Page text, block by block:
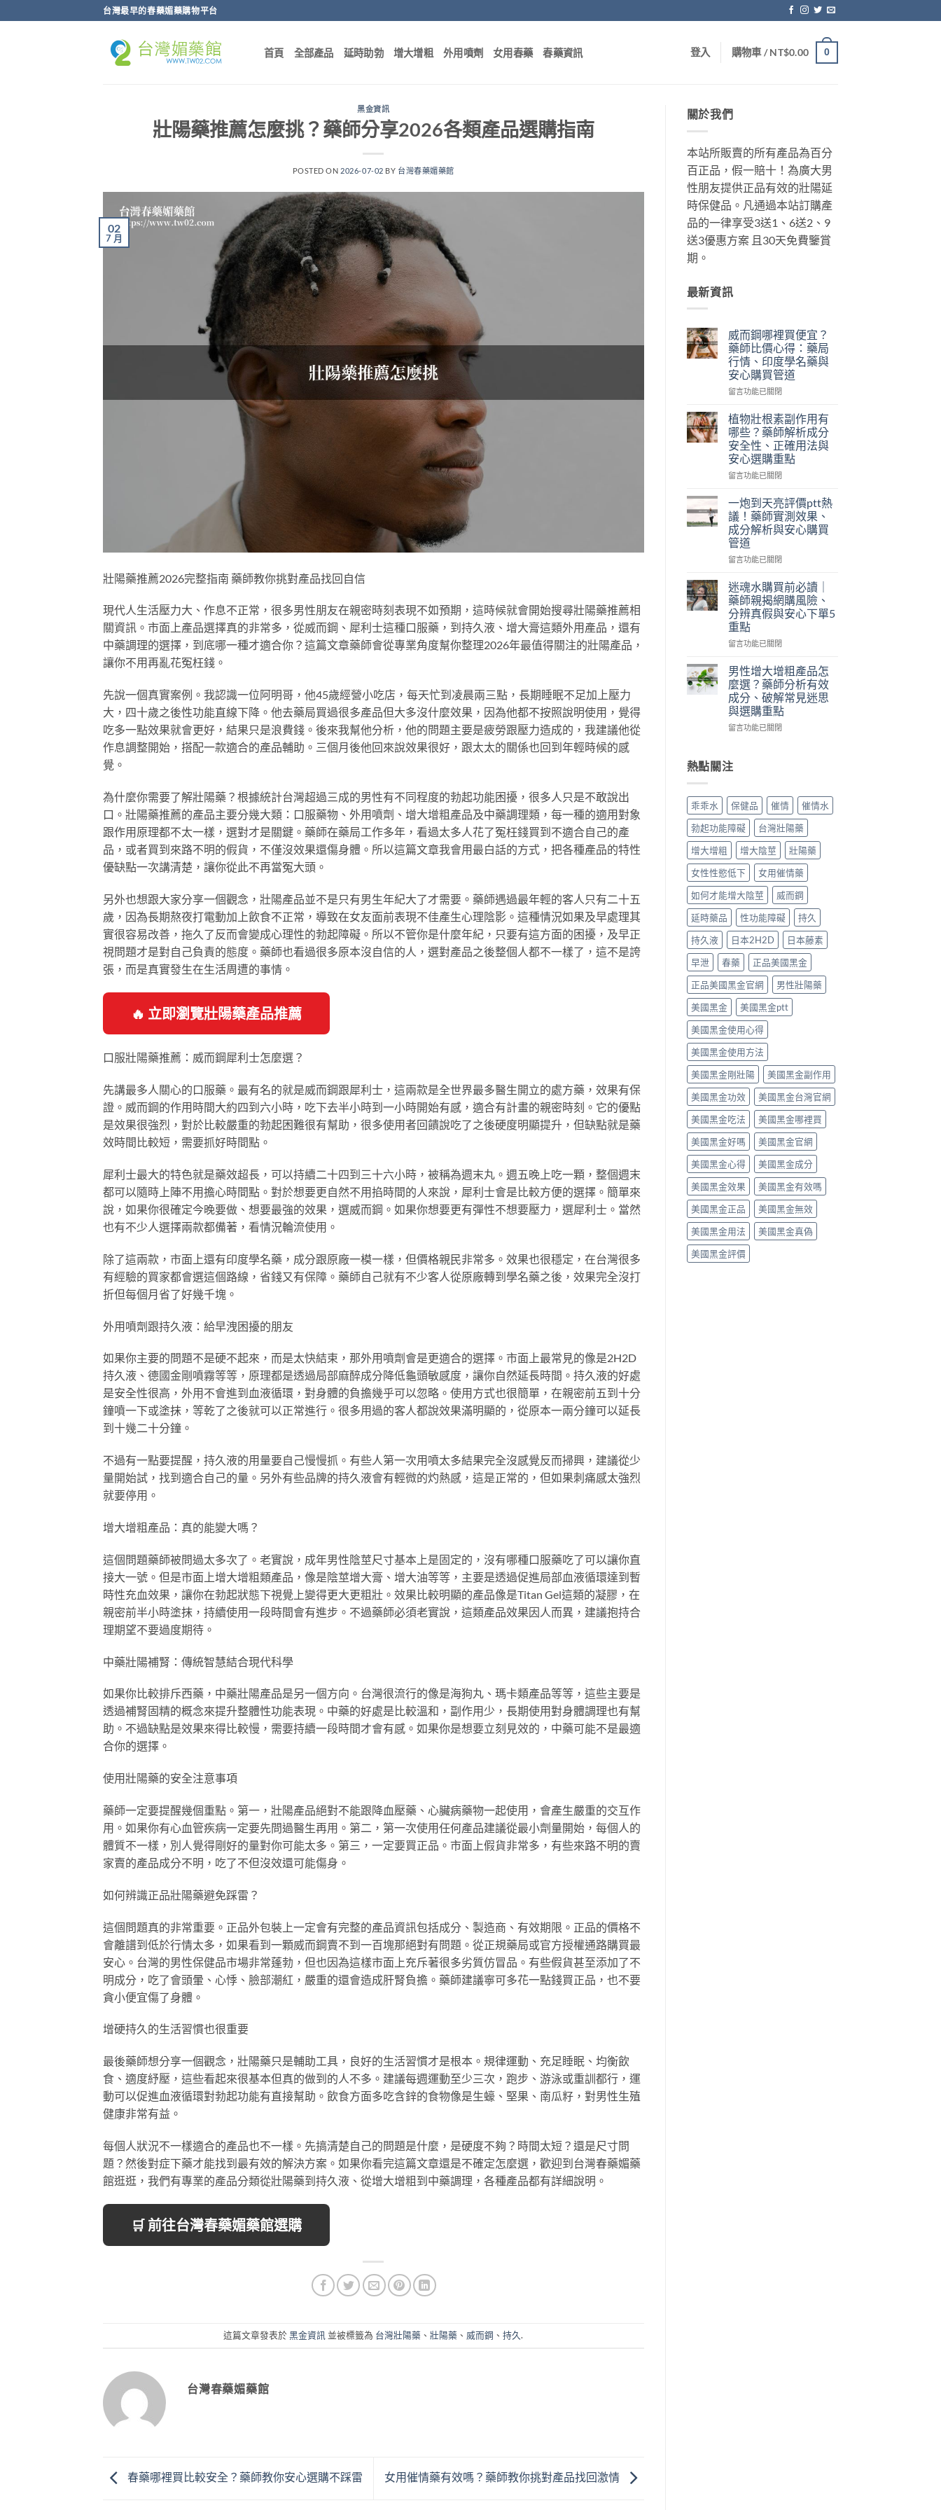
轉
台灣最早的春藥媚藥購物平台
首頁 全部產品 延時助勃 增大增粗 外用噴劑 女用春藥 春藥資訊 登入 購物車 /NT$0.00 0
黑金資訊
壯陽藥推薦怎麼挑？藥師分享2026各類產品選購指南
POSTED ON 2026-07-02 BY 台灣春藥媚藥館
02
7 月
壯陽藥推薦2026完整指南 藥師教你挑對產品找回自信
現代人生活壓力大、作息不正常，很多男性朋友在親密時刻表現不如預期，這時候就會開始搜尋壯陽藥推薦相
關資訊。市面上產品選擇真的非常多，從威而鋼、犀利士這種口服藥，到持久液、增大膏這類外用產品，還有
中藥調理的選擇，到底哪一種才適合你？這篇文章藥師會從專業角度幫你整理2026年最值得關注的壯陽產品，
讓你不用再亂花冤枉錢。
先說一個真實案例。我認識一位阿明哥，他45歲經營小吃店，每天忙到凌晨兩三點，長期睡眠不足加上壓力
大，四十歲之後性功能直線下降。他去藥局買過很多產品但大多沒什麼效果，因為他都不按照說明使用，覺得
吃多一點效果就會更好，結果只是浪費錢。後來我幫他分析，他的問題主要是疲勞跟壓力造成的，我建議他從
作息調整開始，搭配一款適合的產品輔助。三個月後他回來說效果很好，跟太太的關係也回到年輕時候的感
覺。
為什麼你需要了解壯陽藥？根據統計台灣超過三成的男性有不同程度的勃起功能困擾，很多人只是不敢說出
口。壯陽藥推薦的產品主要分幾大類：口服藥物、外用噴劑、增大增粗產品及中藥調理類，每一種的適用對象
跟作用原理都不太一樣，選對才是關鍵。藥師在藥局工作多年，看過太多人花了冤枉錢買到不適合自己的產
品，或者買到來路不明的假貨，不僅沒效果還傷身體。所以這篇文章我會用最白話的方式，把各種產品的特性
優缺點一次講清楚，讓你從此不再當冤大頭。
另外也想跟大家分享一個觀念，壯陽產品並不是只有男生年紀大了才需要。藥師遇過最年輕的客人只有二十五
歲，因為長期熬夜打電動加上飲食不正常，導致在女友面前表現不佳產生心理陰影。這種情況如果及早處理其
實很容易改善，拖久了反而會變成心理性的勃起障礙。所以不管你是什麼年紀，只要有這方面的困擾，及早正
視問題才是對自己負責的態度。藥師也看過很多原本沒自信的人，選對產品之後整個人都不一樣了，這不是誇
張，而是真實發生在生活周遭的事情。
🔥 立即瀏覽壯陽藥產品推薦
口服壯陽藥推薦：威而鋼犀利士怎麼選？
先講最多人關心的口服藥。最有名的就是威而鋼跟犀利士，這兩款是全世界最多醫生開立的處方藥，效果有保
證。威而鋼的作用時間大約四到六小時，吃下去半小時到一小時開始有感，適合有計畫的親密時刻。它的優點
是效果很強烈，對於比較嚴重的勃起困難很有幫助，很多使用者回饋說吃了之後硬度明顯提升，但缺點就是藥
效時間比較短，需要抓好時間點。
犀利士最大的特色就是藥效超長，可以持續二十四到三十六小時，被稱為週末丸。週五晚上吃一顆，整個週末
都可以隨時上陣不用擔心時間點。對於想要更自然不用掐時間的人來說，犀利士會是比較方便的選擇。簡單來
說，如果你很確定今晚要做、想要最強的效果，選威而鋼。如果你想要更有彈性不想要壓力，選犀利士。當然
也有不少人選擇兩款都備著，看情況輪流使用。
除了這兩款，市面上還有印度學名藥，成分跟原廠一模一樣，但價格親民非常多。效果也很穩定，在台灣很多
有經驗的買家都會選這個路線，省錢又有保障。藥師自己就有不少客人從原廠轉到學名藥之後，效果完全沒打
折但每個月省了好幾千塊。
外用噴劑跟持久液：給早洩困擾的朋友
如果你主要的問題不是硬不起來，而是太快結束，那外用噴劑會是更適合的選擇。市面上最常見的像是2H2D
持久液、德國金剛噴霧等等，原理都是透過局部麻醉成分降低龜頭敏感度，讓你自然延長時間。持久液的好處
是安全性很高，外用不會進到血液循環，對身體的負擔幾乎可以忽略。使用方式也很簡單，在親密前五到十分
鐘噴一下或塗抹，等乾了之後就可以正常進行。很多用過的客人都說效果滿明顯的，從原本一兩分鐘可以延長
到十幾二十分鐘。
不過有一點要提醒，持久液的用量要自己慢慢抓。有些人第一次用噴太多結果完全沒感覺反而掃興，建議從少
量開始試，找到適合自己的量。另外有些品牌的持久液會有輕微的灼熱感，這是正常的，但如果刺痛感太強烈
就要停用。
增大增粗產品：真的能變大嗎？
這個問題藥師被問過太多次了。老實說，成年男性陰莖尺寸基本上是固定的，沒有哪種口服藥吃了可以讓你直
接大一號。但是市面上增大增粗類產品，像是陰莖增大膏、增大油等等，主要是透過促進局部血液循環達到暫
時性充血效果，讓你在勃起狀態下視覺上變得更大更粗壯。效果比較明顯的產品像是Titan Gel這類的凝膠，在
親密前半小時塗抹，持續使用一段時間會有進步。不過藥師必須老實說，這類產品效果因人而異，建議抱持合
理期望不要過度期待。
中藥壯陽補腎：傳統智慧結合現代科學
如果你比較排斥西藥，中藥壯陽產品是另一個方向。台灣很流行的像是海狗丸、瑪卡類產品等等，這些主要是
透過補腎固精的概念來提升整體性功能表現。中藥的好處是比較溫和，副作用少，長期使用對身體調理也有幫
助。不過缺點是效果來得比較慢，需要持續一段時間才會有感。如果你是想要立刻見效的，中藥可能不是最適
合你的選擇。
使用壯陽藥的安全注意事項
藥師一定要提醒幾個重點。第一，壯陽產品絕對不能跟降血壓藥、心臟病藥物一起使用，會產生嚴重的交互作
用。如果你有心血管疾病一定要先問過醫生再用。第二，第一次使用任何產品建議從最小劑量開始，每個人的
體質不一樣，別人覺得剛好的量對你可能太多。第三，一定要買正品。市面上假貨非常多，有些來路不明的賣
家賣的產品成分不明，吃了不但沒效還可能傷身。
如何辨識正品壯陽藥避免踩雷？
這個問題真的非常重要。正品外包裝上一定會有完整的產品資訊包括成分、製造商、有效期限。正品的價格不
會離譜到低於行情太多，如果看到一顆威而鋼賣不到一百塊那絕對有問題。從正規藥局或官方授權通路購買最
安心。台灣的男性保健品市場非常蓬勃，但也因為這樣市面上充斥著很多劣質仿冒品。有些假貨甚至添加了不
明成分，吃了會頭暈、心悸、臉部潮紅，嚴重的還會造成肝腎負擔。藥師建議寧可多花一點錢買正品，也不要
貪小便宜傷了身體。
增硬持久的生活習慣也很重要
最後藥師想分享一個觀念，壯陽藥只是輔助工具，良好的生活習慣才是根本。規律運動、充足睡眠、均衡飲
食、適度紓壓，這些看起來很基本但真的做到的人不多。建議每週運動至少三次，跑步、游泳或重訓都行，運
動可以促進血液循環對勃起功能有直接幫助。飲食方面多吃含鋅的食物像是生蠔、堅果、南瓜籽，對男性生殖
健康非常有益。
每個人狀況不一樣適合的產品也不一樣。先搞清楚自己的問題是什麼，是硬度不夠？時間太短？還是尺寸問
題？然後對症下藥才能找到最有效的解決方案。如果你看完這篇文章還是不確定怎麼選，歡迎到台灣春藥媚藥
館逛逛，我們有專業的產品分類從壯陽藥到持久液、從增大增粗到中藥調理，各種產品都有詳細說明。
🛒 前往台灣春藥媚藥館選購
這篇文章發表於黑金資訊 並被標籤為 台灣壯陽藥 、壯陽藥 、 威而鋼 、持久.
台灣春藥媚藥館
春藥哪裡買比較安全？藥師教你安心選購不踩雷 女用催情藥有效嗎？藥師教你挑對產品找回激情
關於我們
本站所販賣的所有產品為百分
百正品，假一賠十！為廣大男
性朋友提供正品有效的壯陽延
時保健品。凡通過本站訂購產
品的一律享受3送1、6送2、9
送3優惠方案 且30天免費鑒賞
期。
最新資訊
威而鋼哪裡買便宜？
藥師比價心得：藥局
行情、印度學名藥與
安心購買管道
在
而
鋼
哪
裡
買
便
師
比
價
心
得：
局
行
情、
印
度
學
藥
與
安
心
購
買
中
留言功能已關閉
植物壯根素副作用有
哪些？藥師解析成分
安全性、正確用法與
安心選購重點
在
壯
根
素
副
作
有
哪
些？
藥
師
解
成
分
安
全
性、
正
法
與
心
選
購
重
點〉
中
留言功能已關閉
一炮到天亮評價ptt熱
議！藥師實測效果、
成分解析與安心購買
管道
在
炮
到
天
亮
評
價
熱
議！
藥
師
實
測
成
分
析
與
安
心
購
買
管
道〉
中
留言功能已關閉
迷魂水購買前必讀｜
藥師親揭網購風險、
分辨真假與安心下單5
重點
在
魂
水
購
買
前
必
藥
師
揭
網
購
風
險、
分
辨
真
假
與
心
下
單
5
重
點〉
中
留言功能已關閉
男性增大增粗產品怎
麼選？藥師分析有效
成分、破解常見迷思
與選購重點
在
增
大
粗
產
品
怎
麼
選？
藥
師
分
析
效
成
分、
破
解
常
見
迷
思
與
選
購
重
點〉
中
留言功能已關閉
熱點關注
乖乖水 保健品 催情
催情水
勃起功能障礙
台灣壯陽藥
增大增粗
增大陰莖
壯陽藥
女性性慾低下
女用催情藥
如何才能增大陰莖
威而鋼
延時藥品
性功能障礙
持久
持久液
日本2H2D
日本藤素
早泄
春藥
正品美國黑金
正品美國黑金官網
男性壯陽藥
美國黑金
美國黑金ptt
美國黑金使用心得
美國黑金使用方法
美國黑金剛壯陽
美國黑金副作用
美國黑金功效
美國黑金台灣官網
美國黑金吃法
美國黑金哪裡買
美國黑金好嗎
美國黑金官網
美國黑金心得
美國黑金成分
美國黑金效果
美國黑金有效嗎
美國黑金正品
美國黑金無效
美國黑金用法
美國黑金真偽
美國黑金評價